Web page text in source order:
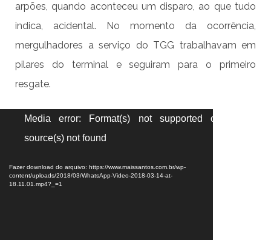
arpões, quando aconteceu um disparo, ao que tudo
indica, acidental. No momento da ocorrência,
mergulhadores a serviço do TGG trabalhavam em
pilares do terminal e seguiram para o primeiro
resgate.
TocadorMedia error: Format(s) not supported or
source(s) not found
Fazer download do arquivo: https://www.maissantos.com.br/wp-
content/uploads/2018/03/WhatsApp-Video-2018-03-14-at-
18.11.01.mp4?_=1